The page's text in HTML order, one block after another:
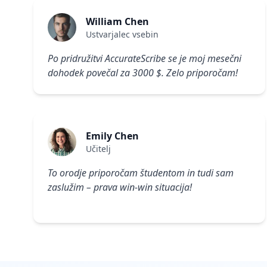
William Chen
Ustvarjalec vsebin
Po pridružitvi AccurateScribe se je moj mesečni
dohodek povečal za 3000 $. Zelo priporočam!
Emily Chen
Učitelj
To orodje priporočam študentom in tudi sam
zaslužim – prava win-win situacija!